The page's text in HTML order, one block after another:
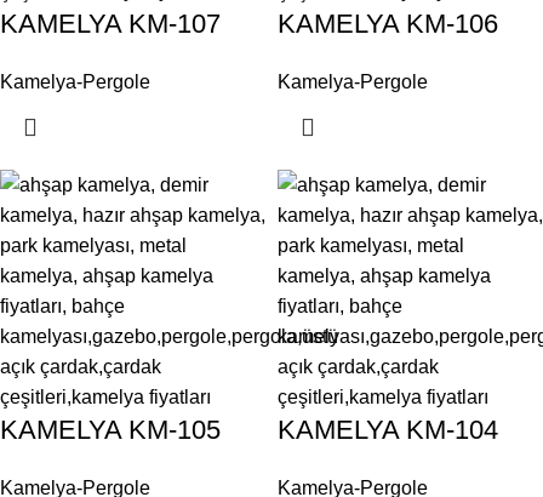
KAMELYA KM-107
Kamelya-Pergole
KAMELYA KM-106
Kamelya-Pergole
KAMELYA KM-105
Kamelya-Pergole
KAMELYA KM-104
Kamelya-Pergole